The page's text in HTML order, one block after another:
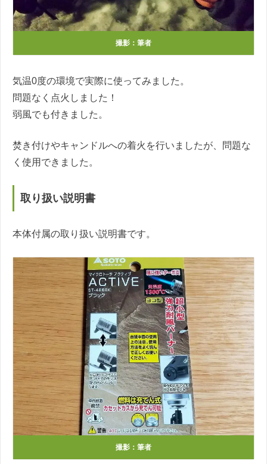
撮影：筆者
気温0度の環境で実際に使ってみました。
問題なく点火しました！
弱風でも付きました。
焚き付けやキャンドルへの着火を行いましたが、問題な
く使用できました。
取り扱い説明書
本体付属の取り扱い説明書です。
撮影：筆者